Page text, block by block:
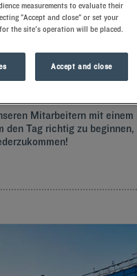
uns auf Sie.
Mitarbeitern mit
Tag richtig zu
measurements to evaluate their
"Accept and close" or set your
the site's operation will be placed.
Accept and close